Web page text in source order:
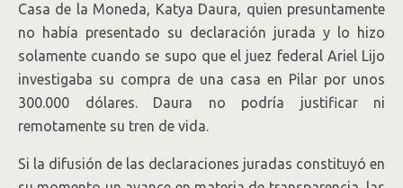
Casa de la Moneda, Katya Daura, quien presuntamente
no había presentado su declaración jurada y lo hizo
solamente cuando se supo que el juez federal Ariel Lijo
investigaba su compra de una casa en Pilar por unos
300.000 dólares. Daura no podría justificar ni
remotamente su tren de vida.
Si la difusión de las declaraciones juradas constituyó en